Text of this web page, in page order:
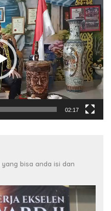
02:17
bisa anda isi dan